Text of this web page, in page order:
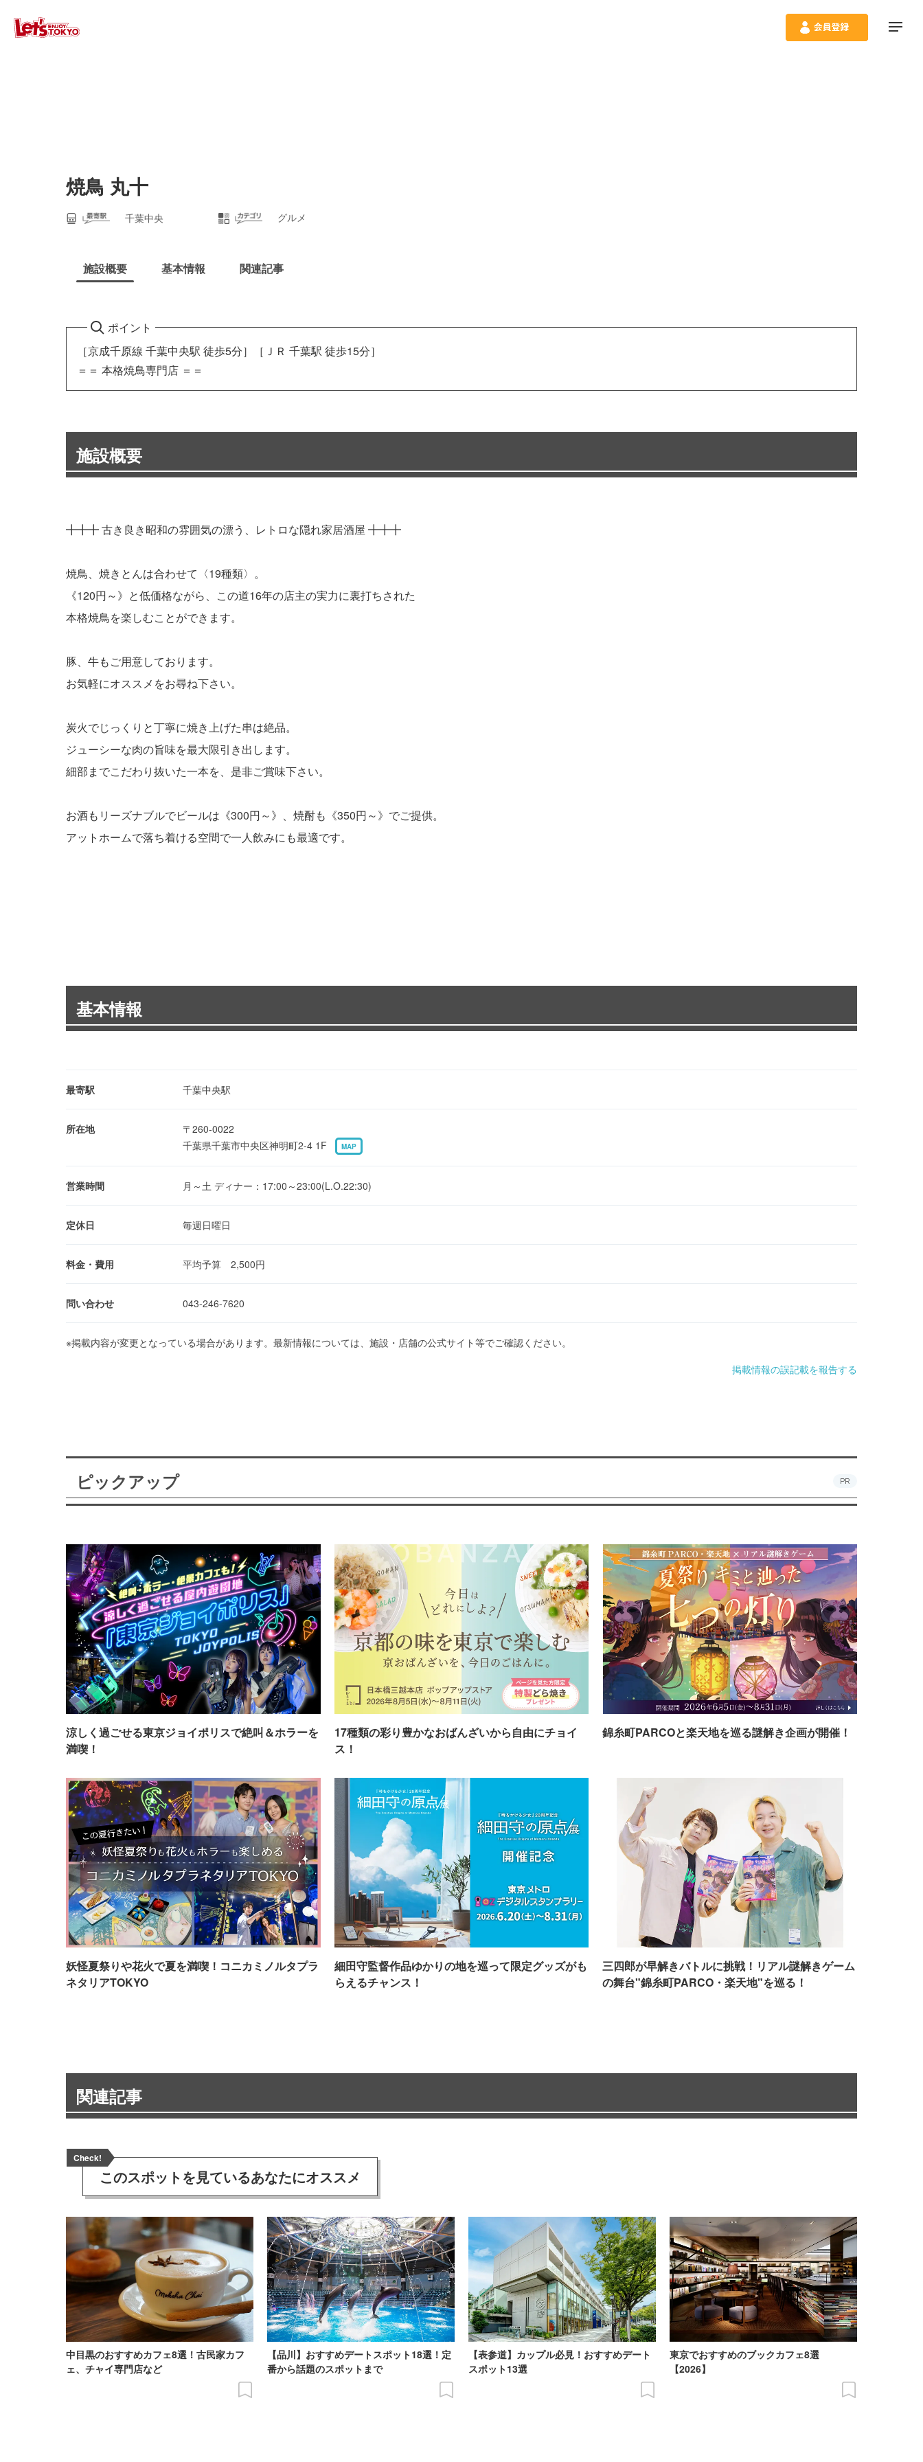
焼鳥 丸十
千葉中央 グルメ
施設概要 基本情報 関連記事
ポイント
［京成千原線 千葉中央駅 徒歩5分］［ＪＲ 千葉駅 徒歩15分］
＝＝ 本格焼鳥専門店 ＝＝
施設概要
╋╋╋ 古き良き昭和の雰囲気の漂う、レトロな隠れ家居酒屋 ╋╋╋
焼鳥、焼きとんは合わせて〈19種類〉。
《120円～》と低価格ながら、この道16年の店主の実力に裏打ちされた
本格焼鳥を楽しむことができます。
豚、牛もご用意しております。
お気軽にオススメをお尋ね下さい。
炭火でじっくりと丁寧に焼き上げた串は絶品。
ジューシーな肉の旨味を最大限引き出します。
細部までこだわり抜いた一本を、是非ご賞味下さい。
お酒もリーズナブルでビールは《300円～》、焼酎も《350円～》でご提供。
アットホームで落ち着ける空間で一人飲みにも最適です。
基本情報
最寄駅 千葉中央駅
所在地
〒260-0022
千葉県千葉市中央区神明町2-4 1F
MAP
営業時間 月～土 ディナー：17:00～23:00(L.O.22:30)
定休日 毎週日曜日
料金・費用 平均予算 2,500円
問い合わせ 043-246-7620
※掲載内容が変更となっている場合があります。最新情報については、施設・店舗の公式サイト等でご確認ください。
掲載情報の誤記載を報告する
ピックアップ PR
涼しく過ごせる東京ジョイポリスで絶叫＆ホラーを
満喫！
17種類の彩り豊かなおばんざいから自由にチョイ
ス！
錦糸町PARCOと楽天地を巡る謎解き企画が開催！
妖怪夏祭りや花火で夏を満喫！コニカミノルタプラ
ネタリアTOKYO
細田守監督作品ゆかりの地を巡って限定グッズがも
らえるチャンス！
三四郎が早解きバトルに挑戦！リアル謎解きゲーム
の舞台"錦糸町PARCO・楽天地"を巡る！
関連記事
Check!
このスポットを見ているあなたにオススメ
中目黒のおすすめカフェ8選！古民家カフ
ェ、チャイ専門店など
【品川】おすすめデートスポット18選！定
番から話題のスポットまで
【表参道】カップル必見！おすすめデート
スポット13選
東京でおすすめのブックカフェ8選
【2026】